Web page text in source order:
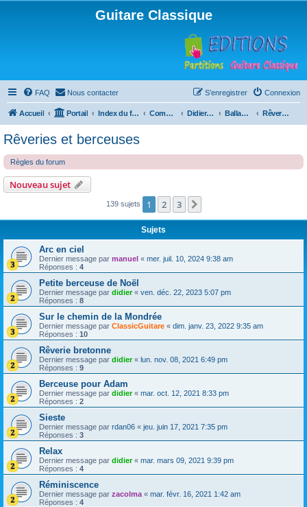
Guitare Classique
FAQ Nous contacter Connexion
S’enregistrer
Accueil Portail Index du forum Compositions Didierland Ballades et autres réveries Rêveries et berceuses
Rêveries et berceuses
Règles du forum
Nouveau sujet
139 sujets 1 2 3
Sujets
Arc en ciel
Dernier message par manuel « mer. juil. 10, 2024 9:38 am
Réponses : 4
Petite berceuse de Noël
Dernier message par didier« ven. déc. 22, 2023 5:07 pm
Réponses : 8
Sur le chemin de la Mondrée
Dernier message par ClassicGuitare « dim. janv. 23, 2022 9:35 am
Réponses : 10
Rêverie bretonne
Dernier message par didier« lun. nov. 08, 2021 6:49 pm
Réponses : 9
Berceuse pour Adam
Dernier message par didier« mar. oct. 12, 2021 8:33 pm
Réponses : 2
Sieste
Dernier message par rdan06 « jeu. juin 17, 2021 7:35 pm
Réponses : 3
Relax
Dernier message par didier« mar. mars 09, 2021 9:39 pm
Réponses : 4
Réminiscence
Dernier message par zacolma « mar. févr. 16, 2021 1:42 am
Réponses : 4